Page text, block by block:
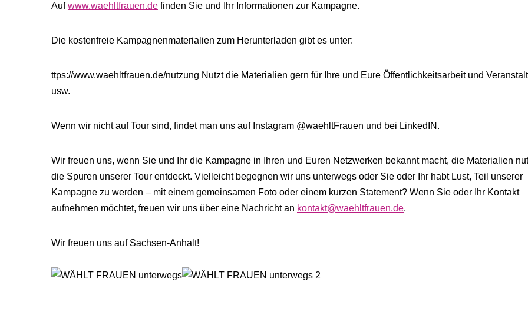
Aufwww.waehltfrauen.de finden Sie und Ihr Informationen zur Kampagne.
Die kostenfreie Kampagnenmaterialien zum Herunterladen gibt es unter:
ttps://www.waehltfrauen.de/nutzung Nutzt die Materialien gern für Ihre und Eure Öffentlichkeitsarbeit und
usw.
Wenn wir nicht auf Tour sind, findet man uns auf Instagram @waehltFrauen und bei LinkedIN.
Wir freuen uns, wenn Sie und Ihr die Kampagne in Ihren und Euren Netzwerken bekannt macht, die Materialien
die Spuren unserer Tour entdeckt. Vielleicht begegnen wir uns unterwegs oder Sie oder Ihr habt Lust, Teil unserer
Kampagne zu werden – mit einem gemeinsamen Foto oder einem kurzen Statement? Wenn Sie oder Ihr Kontakt
aufnehmen möchtet, freuen wir uns über eine Nachricht an kontakt@waehltfrauen.de.
Wir freuen uns auf Sachsen-Anhalt!